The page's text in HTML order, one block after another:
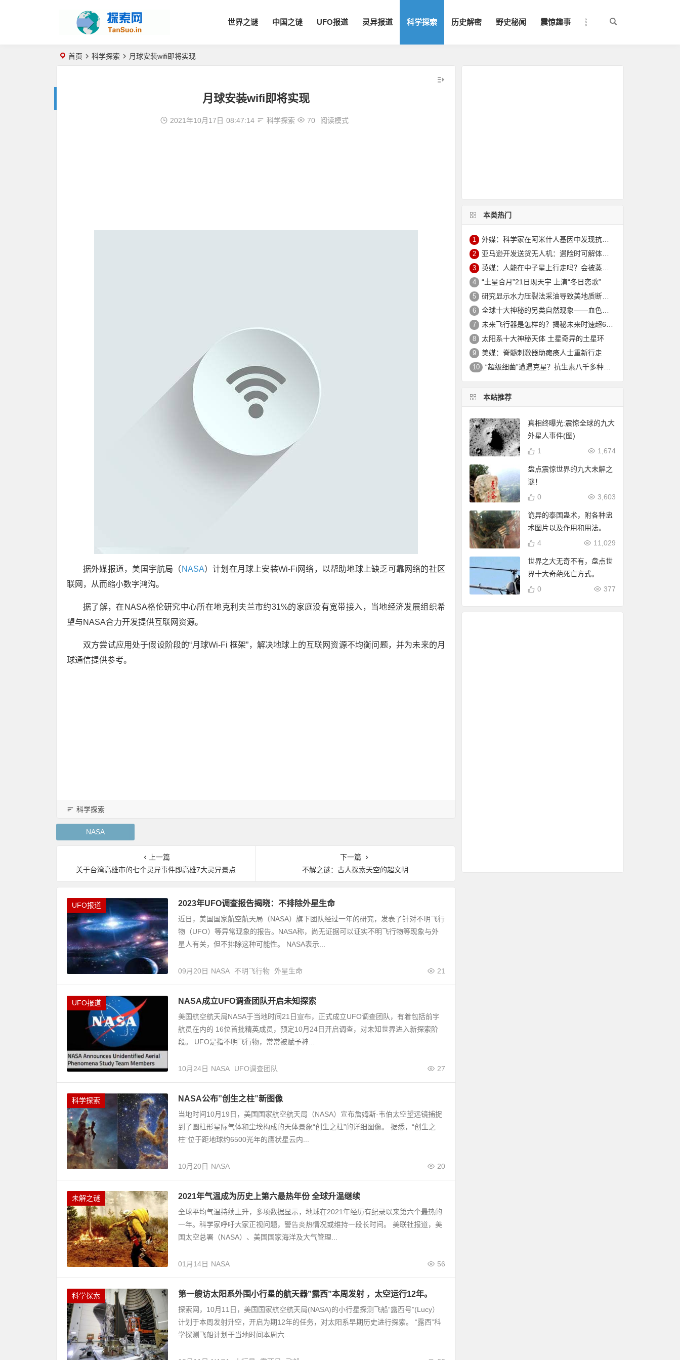
世界之谜 中国之谜 UFO报道 灵异报道 科学探索 历史解密 野史秘闻 震惊趣事
首页 科学探索 月球安装wifi即将实现
月球安装wifi即将实现
2021年10月17日 08:47:14 科学探索 70 阅读模式
据外媒报道，美国宇航局（ NASA）计划在月球上安装Wi-Fi网络，以帮助地球上缺乏可靠网络的社区
联网，从而缩小数字鸿沟。
据了解，在NASA格伦研究中心所在地克利夫兰市约31%的家庭没有宽带接入，当地经济发展组织希
望与NASA合力开发提供互联网资源。
双方尝试应用处于假设阶段的“月球Wi-Fi 框架”，解决地球上的互联网资源不均衡问题，并为未来的月
球通信提供参考。
科学探索
NASA
上一篇
关于台湾高雄市的七个灵异事件即高雄7大灵异景点
下一篇
不解之谜：古人探索天空的超文明
UFO报道 2023年UFO调查报告揭晓：不排除外星生命
近日，美国国家航空航天局（NASA）旗下团队经过一年的研究，发表了针对不明飞行
物（UFO）等异常现象的报告。NASA称，尚无证据可以证实不明飞行物等现象与外
星人有关，但不排除这种可能性。 NASA表示...
09月20日 21
NASA 不明飞行物 外星生命
UFO报道 NASA成立UFO调查团队开启未知探索
美国航空航天局NASA于当地时间21日宣布，正式成立UFO调查团队，有着包括前宇
航员在内的 16位首批精英成员，预定10月24日开启调查，对未知世界进入新探索阶
段。 UFO是指不明飞行物，常常被赋予神...
10月24日 27
NASA UFO调查团队
科学探索 NASA公布”创生之柱”新图像
当地时间10月19日，美国国家航空航天局（NASA）宣布詹姆斯·韦伯太空望远镜捕捉
到了圆柱形星际气体和尘埃构成的天体景象“创生之柱”的详细图像。 据悉，“创生之
柱”位于距地球约6500光年的鹰状星云内...
10月20日 20
NASA
未解之谜 2021年气温成为历史上第六最热年份 全球升温继续
全球平均气温持续上升，多项数据显示，地球在2021年经历有纪录以来第六个最热的
一年。科学家呼吁大家正视问题，警告炎热情况或维持一段长时间。 美联社报道，美
国太空总署（NASA）、美国国家海洋及大气管理...
01月14日 56
NASA
科学探索 第一艘访太阳系外围小行星的航天器”露西”本周发射 ，太空运行12年。
探索网，10月11日，美国国家航空航天局(NASA)的小行星探测飞船“露西号”(Lucy）
计划于本周发射升空，开启为期12年的任务，对太阳系早期历史进行探索。 “露西”科
学探测飞船计划于当地时间本周六...
本类热门
1 外媒：科学家在阿米什人基因中发现抗衰老突变 可延寿10年
2 亚马逊开发送货无人机：遇险时可解体坠入安全地
3 英媒：人能在中子星上行走吗？会被蒸发电离
4 “土星合月”21日现天宇 上演“冬日恋歌”
5 研究显示水力压裂法采油导致美地质断层重新活跃
6 全球十大神秘的另类自然现象——血色瀑布_大火瀑布_磁山等！
7 未来飞行器是怎样的？揭秘未来时速超6000公里的飞行器
8 太阳系十大神秘天体 土星奇异的土星环
9 美媒：脊髓刺激器助瘫痪人士重新行走
10 “超级细菌”遭遇克星？抗生素八千多种新组合效果惊人
本站推荐
真相终曝光:震惊全球的九大
外星人事件(图)
1,674
1
盘点震惊世界的九大未解之
谜！
3,603
0
诡异的泰国蛊术，附各种盅
术图片以及作用和用法。
11,029
4
世界之大无奇不有，盘点世
界十大奇葩死亡方式。
377
0